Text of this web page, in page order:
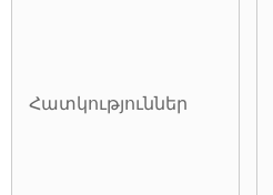
Հատկություններ